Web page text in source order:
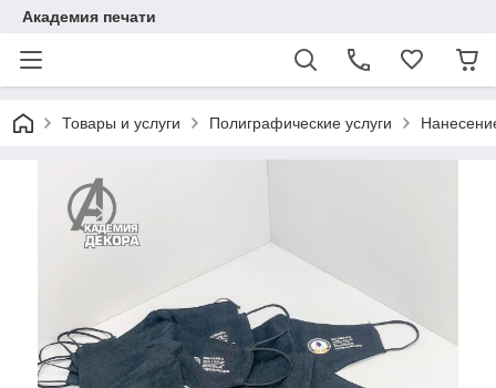
Академия печати
Товары и услуги Полиграфические услуги